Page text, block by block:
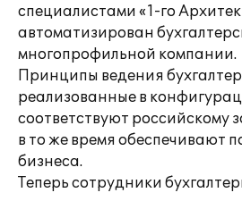
специалистами «1-го
автоматизирован
многопрофильной компании.
Принципы ведения
реализованные в
соответствуют российскому
в то же время обеспечивают
бизнеса.
Теперь сотрудники